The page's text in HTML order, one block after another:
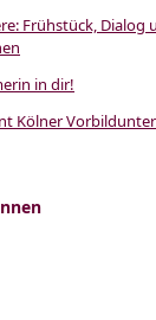
Frühstück,
in dir!
Kölner